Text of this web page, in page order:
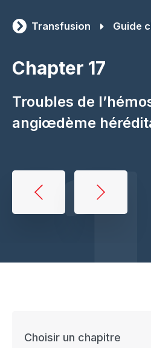
Transfusion Guide
Chapter 17
Troubles de
angiœdème
Book
traversal
hereditary